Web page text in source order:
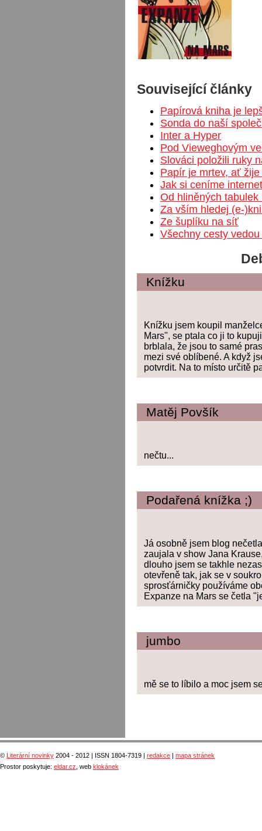
Související články
Papírová kniha je
Sonda do naší
Inter a Hyper
Pod Vieweghovým
Slováci položili ruky
Papír je mrtev, ať
Jak si ceníme
Od hliněných tabulek
Za vším hledej (e-
Ze šuplíku na síť
Všechny cesty
Knížku
Knížku jsem koupil
Mars", se ptala co ji to
brblala, že jsou to samé
mezi své oblíbené. A když
potvrdit. Na to místo určitě
Matěj Povšík
nečtu...
Podařená knížka ;)
Já osobně jsem blog
zaujala v show Jana
dlouho jsem se takhle
otevřeně tak, jak se v
sprosťárničky používáme
Expanze na Mars se četla
jumbo
mě se to líbilo a moc jsem
© Literární novinky 2004 - 2012 | ISSN 1804-7319 | redakce
mapa stránek
Prostor poskytuje: eldar.cz , web klokánek